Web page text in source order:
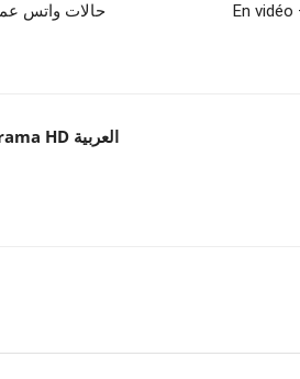
Turkish Drama HD العربية